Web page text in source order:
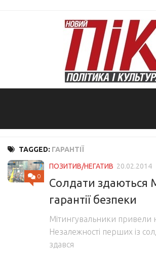
TAGGED: ГАРАНТІЇ
0
ПОЗИТИВ/НЕГАТИВ 20.02.2014
Солдати здаються
гарантії безпеки
Мітингувальники привели
Незалежності перших із
здався